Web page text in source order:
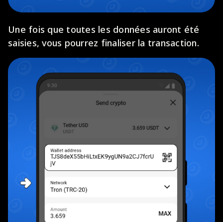
Une fois que toutes les données auront été
saisies, vous pourrez finaliser la transaction.